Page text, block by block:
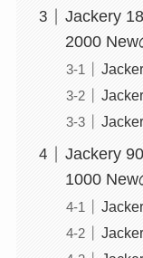
Jackery
2000 New
Jackery
1000 New